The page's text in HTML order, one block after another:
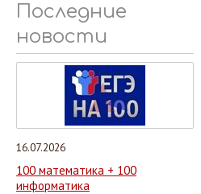
Последние
новости
16.07.2026
100 математика + 100
информатика